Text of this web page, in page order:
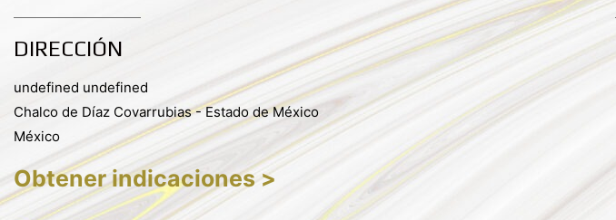
DIRECCIÓN
undefined undefined
Chalco de Díaz Covarrubias - Estado de México
México
Obtener indicaciones >